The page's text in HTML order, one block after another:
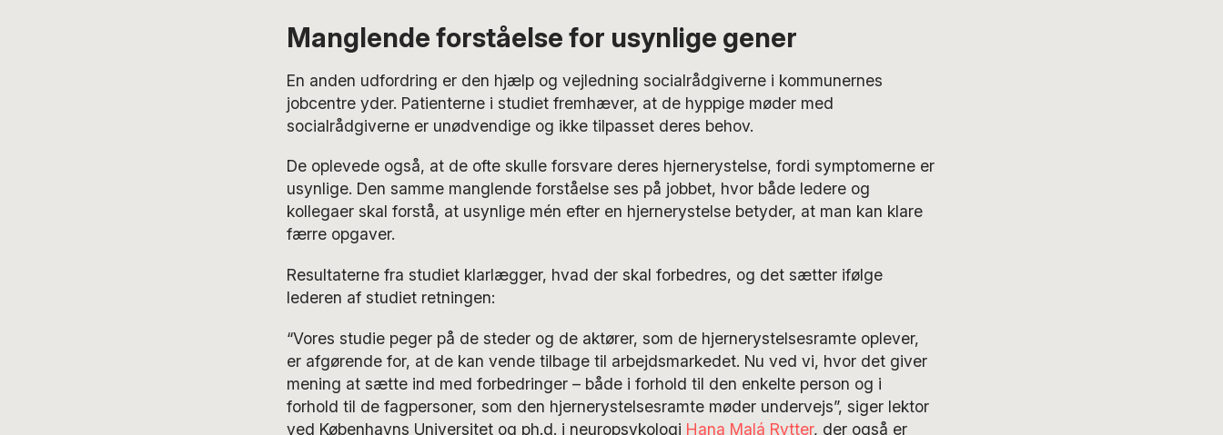
Manglende forståelse for usynlige gener
En anden udfordring er den hjælp og vejledning socialrådgiverne i kommunernes
jobcentre yder. Patienterne i studiet fremhæver, at de hyppige møder med
socialrådgiverne er unødvendige og ikke tilpasset deres behov.
De oplevede også, at de ofte skulle forsvare deres hjernerystelse, fordi symptomerne er
usynlige. Den samme manglende forståelse ses på jobbet, hvor både ledere og
kollegaer skal forstå, at usynlige mén efter en hjernerystelse betyder, at man kan klare
færre opgaver.
Resultaterne fra studiet klarlægger, hvad der skal forbedres, og det sætter ifølge
lederen af studiet retningen:
“Vores studie peger på de steder og de aktører, som de hjernerystelsesramte oplever,
er afgørende for, at de kan vende tilbage til arbejdsmarkedet. Nu ved vi, hvor det giver
mening at sætte ind med forbedringer – både i forhold til den enkelte person og i
forhold til de fagpersoner, som den hjernerystelsesramte møder undervejs”, siger lektor
ved Københavns Universitet og ph.d. i neuropsykologi Hana Malá Rytter, der også er